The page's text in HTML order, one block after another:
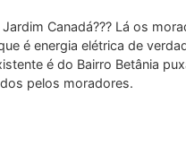
Jardim Canadá??? Lá os
é energia elétrica de
é do Bairro Betânia
pelos moradores.